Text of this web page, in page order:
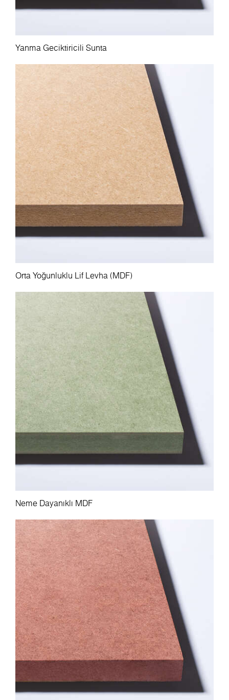
Yanma Geciktiricili Sunta
Orta Yoğunluklu Lif Levha (MDF)
Neme Dayanıklı MDF